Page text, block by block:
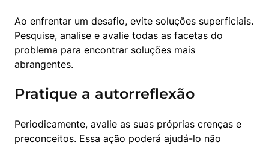
Ao enfrentar um desafio, evite soluções superficiais.
Pesquise, analise e avalie todas as facetas do
problema para encontrar soluções mais
abrangentes.
Pratique a autorreflexão
Periodicamente, avalie as suas próprias crenças e
preconceitos. Essa ação poderá ajudá-lo não